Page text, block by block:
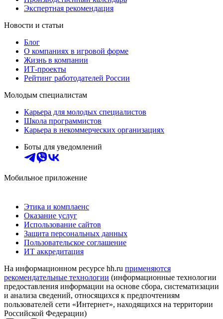
Экспертная рекомендация
Новости и статьи
Блог
О компаниях в игровой форме
Жизнь в компании
ИТ-проекты
Рейтинг работодателей России
Молодым специалистам
Карьера для молодых специалистов
Школа программистов
Карьера в некоммерческих организациях
Боты для уведомлений
Мобильное приложение
Этика и комплаенс
Оказание услуг
Использование сайтов
Защита персональных данных
Пользовательское соглашение
ИТ аккредитация
На информационном ресурсе hh.ru применяются
рекомендательные технологии (информационные технологии
предоставления информации на основе сбора, систематизации
и анализа сведений, относящихся к предпочтениям
пользователей сети «Интернет», находящихся на территории
Российской Федерации)